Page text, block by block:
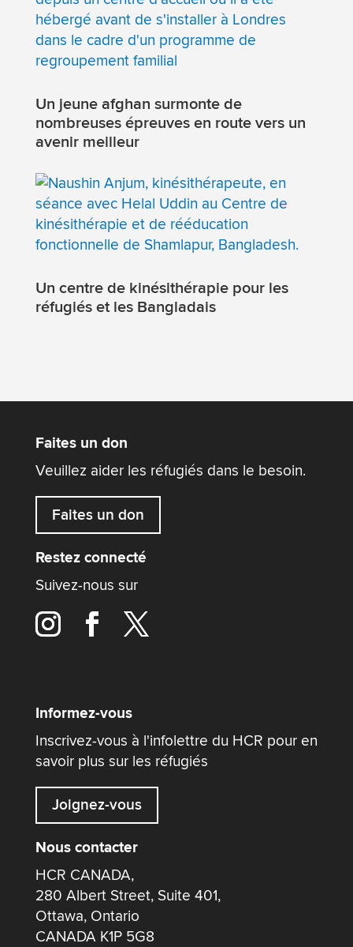
Un jeune afghan surmonte de
nombreuses épreuves en route vers un
avenir meilleur
Un centre de kinésithérapie pour les
réfugiés et les Bangladais
Faites un don
Veuillez aider les réfugiés dans le besoin.
Faites un don
Restez connecté
Suivez-nous sur
Informez-vous
Inscrivez-vous à l'infolettre du HCR pour en
savoir plus sur les réfugiés
Joignez-vous
Nous contacter
HCR CANADA,
280 Albert Street, Suite 401,
Ottawa, Ontario
CANADA K1P 5G8